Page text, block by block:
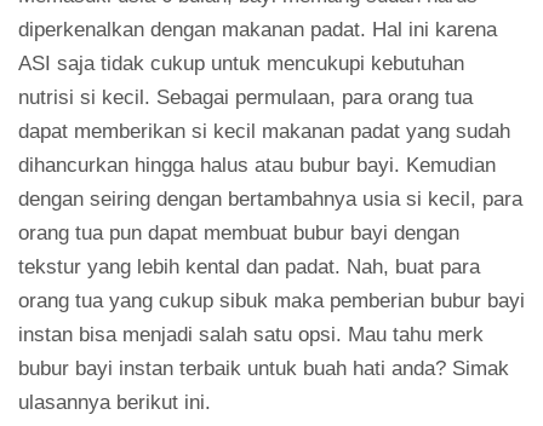
diperkenalkan dengan makanan padat. Hal ini karena
ASI saja tidak cukup untuk mencukupi kebutuhan
nutrisi si kecil. Sebagai permulaan, para orang tua
dapat memberikan si kecil makanan padat yang sudah
dihancurkan hingga halus atau bubur bayi. Kemudian
dengan seiring dengan bertambahnya usia si kecil, para
orang tua pun dapat membuat bubur bayi dengan
tekstur yang lebih kental dan padat. Nah, buat para
orang tua yang cukup sibuk maka pemberian bubur bayi
instan bisa menjadi salah satu opsi. Mau tahu merk
bubur bayi instan terbaik untuk buah hati anda? Simak
ulasannya berikut ini.